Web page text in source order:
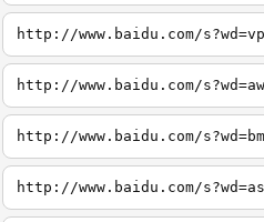
http://www.baidu.com/
http://www.baidu.com/
http://www.baidu.com/
http://www.baidu.com/